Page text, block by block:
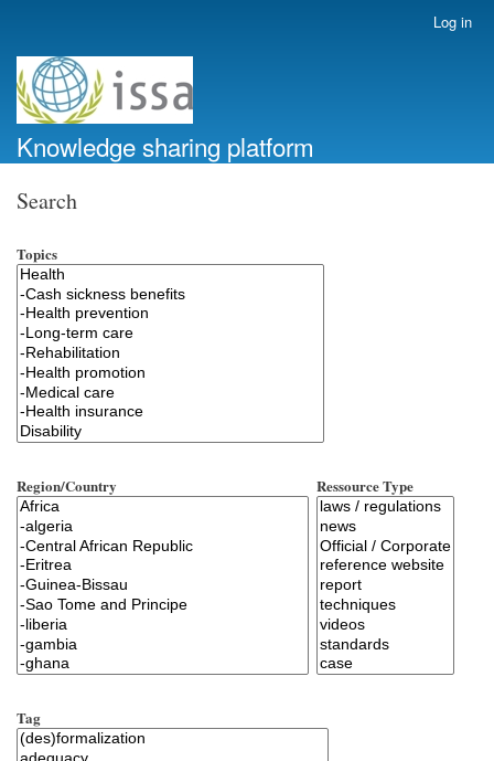
account
menu
Log in
Knowledge sharing platform
Search
Topics
Region/Country Ressource Type
Tag